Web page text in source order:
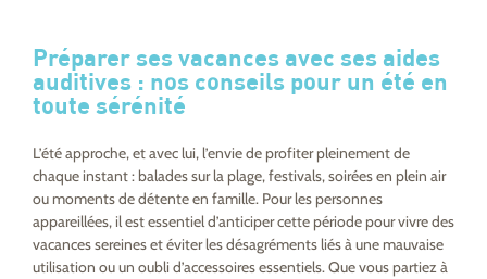
Préparer ses vacances avec ses aides
auditives : nos conseils pour un été en
toute sérénité
L’été approche, et avec lui, l’envie de profiter pleinement de
chaque instant : balades sur la plage, festivals, soirées en plein air
ou moments de détente en famille. Pour les personnes
appareillées, il est essentiel d’anticiper cette période pour vivre des
vacances sereines et éviter les désagréments liés à une mauvaise
utilisation ou un oubli d’accessoires essentiels. Que vous partiez à